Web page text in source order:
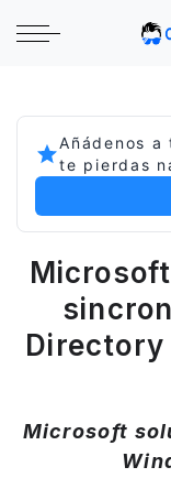
Añádenos
te pierdas
Directory
Microsoft